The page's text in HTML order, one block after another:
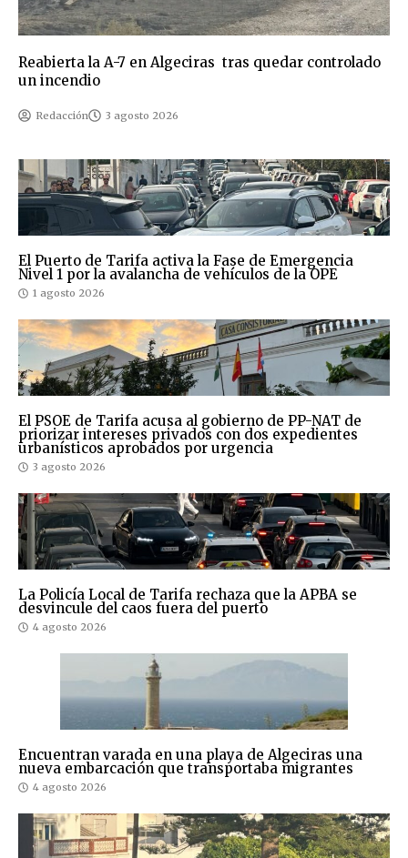
Reabierta la A-7 en Algeciras tras quedar controlado
un incendio
Redacción 3 agosto 2026
El Puerto de Tarifa activa la Fase de Emergencia
Nivel 1 por la avalancha de vehículos de la OPE
1 agosto 2026
El PSOE de Tarifa acusa al gobierno de PP-NAT de
priorizar intereses privados con dos expedientes
urbanísticos aprobados por urgencia
3 agosto 2026
La Policía Local de Tarifa rechaza que la APBA se
desvincule del caos fuera del puerto
4 agosto 2026
Encuentran varada en una playa de Algeciras una
nueva embarcación que transportaba migrantes
4 agosto 2026